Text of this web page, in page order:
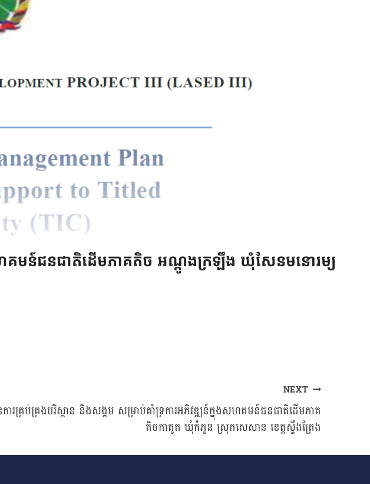
សហគមន៍ជនជាតិដេីមភាគតិច អណ្តូងក្រឡឹង ឃុំសែនមនោរម្យ
NEXT
ារគ្រប់គ្រងបរិស្ថាន និងសង្គម សម្រាប់គាំទ្រការអភិវឌ្ឍន៍ក្នុងសហគមន៍ជនជាតិដេីមភាគ
តិចកាតូត ឃុំកំភួន ស្រុកសេសាន ខេត្តស្ទឹងត្រែង